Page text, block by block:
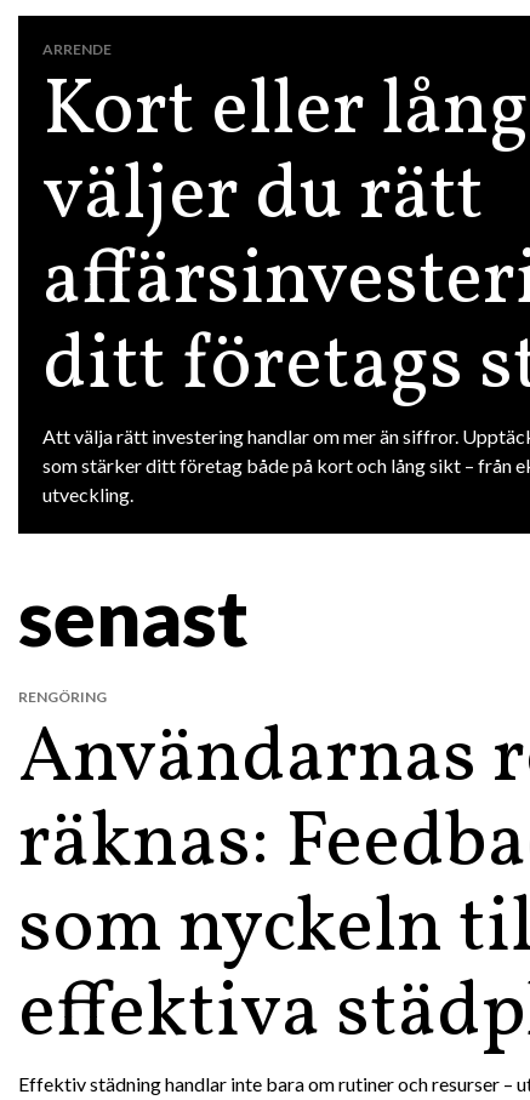
Kort eller
väljer du rätt
ditt företags
ARRENDE
Att välja rätt investering handlar om mer än siffror.
som stärker ditt företag både på kort och lång sikt – från
utveckling.
senast
Användarnas
räknas:
som nyckeln
effektiva
RENGÖRING
Effektiv städning handlar inte bara om rutiner och resurser –